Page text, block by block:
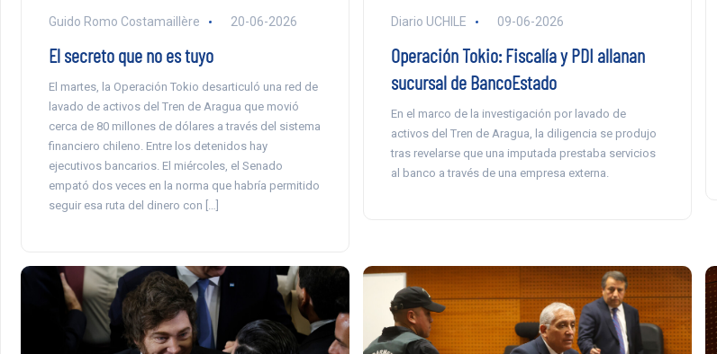
Guido Romo Costamaillère 20-06-2026
El secreto que no es tuyo
El martes, la Operación Tokio desarticuló una red de
lavado de activos del Tren de Aragua que movió
cerca de 80 millones de dólares a través del sistema
financiero chileno. Entre los detenidos hay
ejecutivos bancarios. El miércoles, el Senado
empató dos veces en la norma que habría permitido
seguir esa ruta del dinero con […]
Diario UCHILE 09-06-2026
Operación Tokio: Fiscalía y PDI allanan
sucursal de BancoEstado
En el marco de la investigación por lavado de
activos del Tren de Aragua, la diligencia se produjo
tras revelarse que una imputada prestaba servicios
al banco a través de una empresa externa.